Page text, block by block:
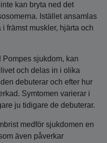
kan bryta ned det
Istället ansamlas
främst muskler, hjärta och
Pompes sjukdom, kan
och delas in i olika
debuterar och efter hur
Symtomen varierar i
ju tidigare de debuterar.
medför sjukdomen en
även påverkar